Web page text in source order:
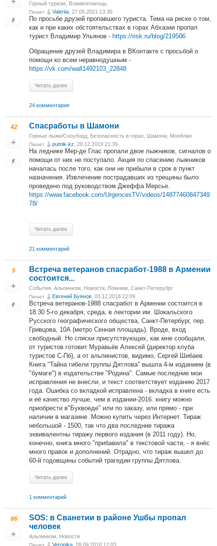
Горный туризм Взаимопомощь
Пишет Valeriia , 27.05.2021 13:30
По просьбе друзей пропавшего туриста. Тема на риске о том,
как и при каких обстоятельствах в горах Абхазии пропал
турист Владимир Ульянов - https://risk.ru/blog/219506
Обращение друзей Владимира в ВКонтакте с просьбой о
помощи ко всем неравнодушным -
https://vk.com/wall1492103_22848
Читать далее
24 комментария
42 Спасработы в Шамони
Горные лыжи/Сноуборд Безопасность в горах Шамони, Монблан
Пишет putnik-kz , 20.12.2019 21:39
На леднике Мер-де Глас пропали двое лыжников, сигналов о
помощи от них не поступало. Акция по спасению лыжников
началась после того, как они не прибыли в срок в пункт
назначения. Извлечение пострадавших из трещины было
проведено под руководством Джеффа Мерсье.
https://www.facebook.com/UrgencesTV/videos/14877460847349
78/
Читать далее
21 комментарий
5
Встреча ветеранов спасработ-1988 в Армении
состоится...
События Альпинизм Новости Помним Санкт-Петерубрг
Пишет Евгений Буянов , 03.12.2018 22:09
Встреча ветеранов-1988 спасработ в Армении состоится в
18.30 5-го декабря, среда, в лектории им. Шокальского
Русского географического общества, Санкт-Петербург, пер.
Гривцова, 10А (метро Сенная площадь). Вроде, вход
свободный. Но списки присутствующих, как мне сообщали,
от туристов готовит Муравьёв Алексей (директор клуба
туристов С-Пб), а от альпинистов, видимо, Сергей Шибаев.
Книга "Тайна гибели группы Дятлова" вышла 4-м изданием (в
"бумаге") в издательстве "Родина". Самые последние мои
исправления не внесли, и текст соответствует изданию 2017
года. Ошибка со вкладкой исправлена - вкладка в книге есть
и её качество лучше, чем в издании-2016. книгу можно
приобрести в"Буквоеде" или по заказу, или прямо - при
наличии в магазине. Можно купить через Интернет. Тираж
небольшой - 1500, так что два последние тиража
эквивалентны тиражу первого издания (в 2011 году). Но,
конечно, книга много "прибавила" в текстовой части, - я внёс
много правок и дополнений. Отрадно, что тираж вышел до
60-й годовщины событий трагедии группы Дятлова.
Читать далее
1 комментарий
86
SOS: в Сванетии в районе Ушбы пропал
человек
Альпинизм Новости
Пишет Veronika , 28.09.2018 12:03